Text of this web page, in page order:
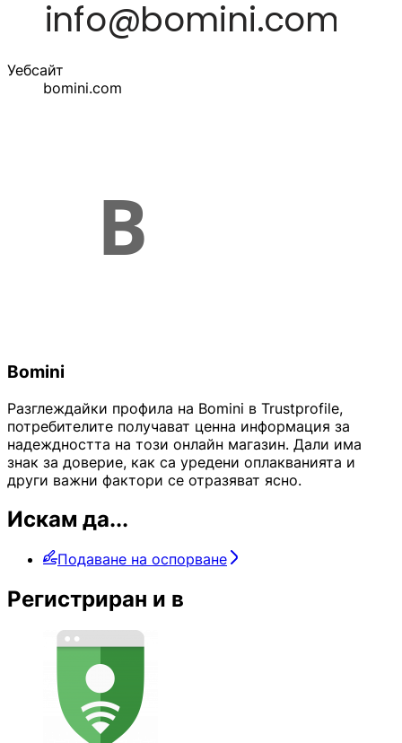
Уебсайт
bomini.com
Bomini
Разглеждайки профила на Bomini в Trustprofile,
потребителите получават ценна информация за
надеждността на този онлайн магазин. Дали има
знак за доверие, как са уредени оплакванията и
други важни фактори се отразяват ясно.
Искам да...
Подаване на оспорване
Регистриран и в